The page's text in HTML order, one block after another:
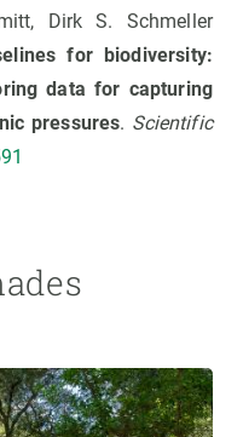
Dirk S. Schmeller
for biodiversity:
data for capturing
pressures. Scientific